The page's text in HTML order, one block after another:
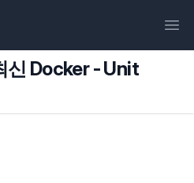
신 Docker - Unit